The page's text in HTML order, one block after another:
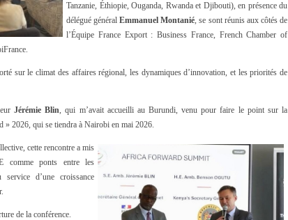
Tanzanie, Éthiopie, Ouganda, Rwanda et Djibouti), en présence du
délégué généralEmmanuel Montanié, se sont réunis aux côtés de
l’Équipe France Export : Business France, French Chamber of
sur le climat des affaires régional, les dynamiques d’innovation, et les priorités de
Jérémie Blin, qui m’avait accueilli au Burundi, venu pour faire le point sur la
2026, qui se tiendra à Nairobi en mai 2026.
cette rencontre a mis
comme ponts entre les
d’une croissance
de la conférence.